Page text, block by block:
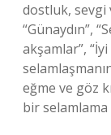
dostluk, sevgi
“Günaydın”,
akşamlar”,
eğme ve göz
bir